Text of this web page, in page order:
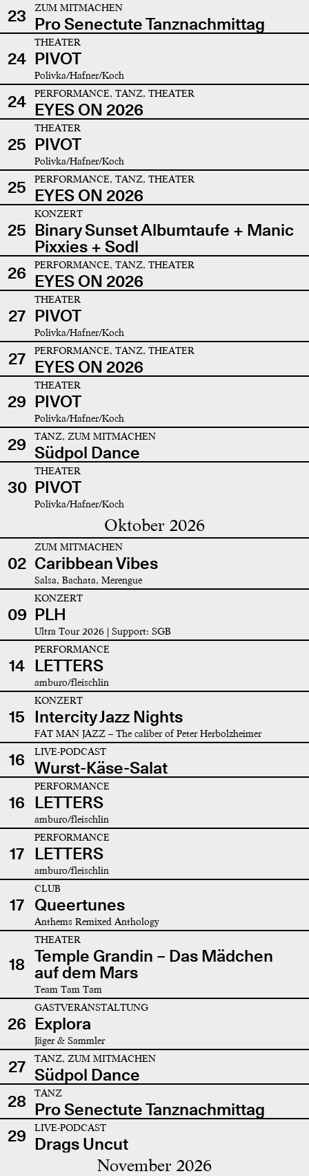
23
ZUM MITMACHEN
Pro Senectute Tanznachmittag
24
THEATER
PIVOT
Polivka/Hafner/Koch
24 PERFORMANCE, TANZ, THEATER
EYES ON 2026
25
THEATER
PIVOT
Polivka/Hafner/Koch
25 PERFORMANCE, TANZ, THEATER
EYES ON 2026
25
KONZERT
Binary Sunset Albumtaufe + Manic
Pixxies + Sodl
26
PERFORMANCE, TANZ, THEATER
EYES ON 2026
27
THEATER
PIVOT
Polivka/Hafner/Koch
27 PERFORMANCE, TANZ, THEATER
EYES ON 2026
29
THEATER
PIVOT
Polivka/Hafner/Koch
29 TANZ, ZUM MITMACHEN
Südpol Dance
30
THEATER
PIVOT
Polivka/Hafner/Koch
Oktober 2026
02
ZUM MITMACHEN
Caribbean Vibes
Salsa, Bachata, Merengue
09
KONZERT
PLH
Ultra Tour 2026 | Support: SGB
14
PERFORMANCE
LETTERS
amburo/fleischlin
15
KONZERT
Intercity Jazz Nights
FAT MAN JAZZ – The caliber of Peter Herbolzheimer
16 LIVE-PODCAST
Wurst-Käse-Salat
16
PERFORMANCE
LETTERS
amburo/fleischlin
17
PERFORMANCE
LETTERS
amburo/fleischlin
17
CLUB
Queertunes
Anthems Remixed Anthology
18
THEATER
Temple Grandin – Das Mädchen
auf dem Mars
Team Tam Tam
26
GASTVERANSTALTUNG
Explora
Jäger & Sammler
27 TANZ, ZUM MITMACHEN
Südpol Dance
28
TANZ
Pro Senectute Tanznachmittag
29
LIVE-PODCAST
Drags Uncut
November 2026